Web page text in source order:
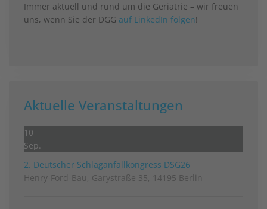
Immer aktuell und rund um die Geriatrie – wir freuen
uns, wenn Sie der DGG auf LinkedIn folgen!
Aktuelle Veranstaltungen
10
Sep.
2. Deutscher Schlag­anfall­kongress DSG26
Henry-Ford-Bau, Garystraße 35, 14195 Berlin